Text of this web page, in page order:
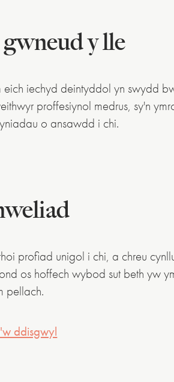
y lle
iechyd deintyddol yn swydd
proffesiynol medrus, sy'n
o ansawdd i chi.
profiad unigol i chi, a chreu
os hoffech wybod sut beth yw
pellach.
ddisgwyl